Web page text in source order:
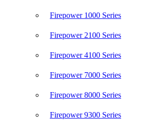
Firepower 1000 Series
Firepower 2100 Series
Firepower 4100 Series
Firepower 7000 Series
Firepower 8000 Series
Firepower 9300 Series